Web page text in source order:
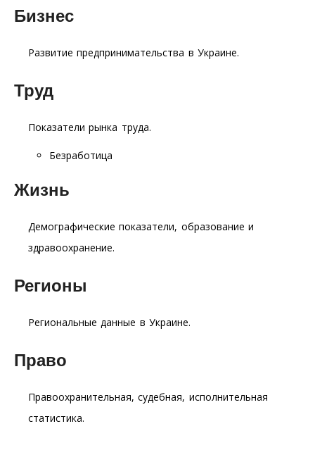
Бизнес
Развитие предпринимательства в Украине.
Труд
Показатели рынка труда.
Безработица
Жизнь
Демографические показатели, образование и
здравоохранение.
Регионы
Региональные данные в Украине.
Право
Правоохранительная, судебная, исполнительная
статистика.